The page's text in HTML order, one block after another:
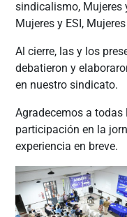
sindicalismo, Mujeres
Mujeres y ESI,
Al cierre, las y los
debatieron y
en nuestro sindicato.
Agradecemos a
participación en la
experiencia en breve.